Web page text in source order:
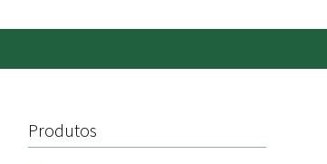
Produtos